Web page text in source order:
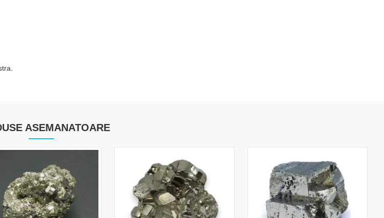
ASEMANATOARE